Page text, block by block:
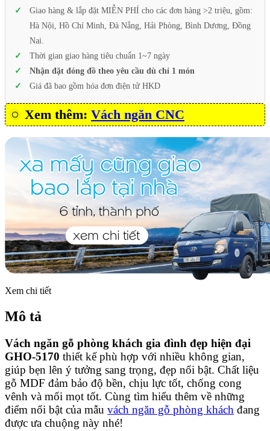
Giao hàng & lắp đặt MIỄN PHÍ cho các đơn hàng >2 triệu, gồm:
Hà Nội, Hồ Chí Minh, Đà Nẵng, Hải Phòng, Bình Dương, Đồng
Nai.
Thời gian giao hàng tiêu chuẩn 1~7 ngày
Nhận đặt đóng đồ theo yêu cầu dù chỉ 1 món
Giá đã bao gồm hóa đơn điện tử HKD
Xem thêm: Vách ngăn CNC
Xem chi tiết
Mô tả
Vách ngăn gỗ phòng khách gia đình đẹp hiện đại
GHO-5170 thiết kế phù hợp với nhiều không gian,
giúp bẹn lên ý tưởng sang trọng, đẹp nổi bật. Chất liệu
gỗ MDF đảm bảo độ bền, chịu lực tốt, chống cong
vênh và mối mọt tốt. Cùng tìm hiểu thêm về những
điểm nổi bật của mẫu vách ngăn gỗ phòng khách đang
được ưa chuộng này nhé!